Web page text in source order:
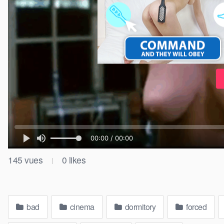
145 vues | 0 likes
bad cinema dormitory forced